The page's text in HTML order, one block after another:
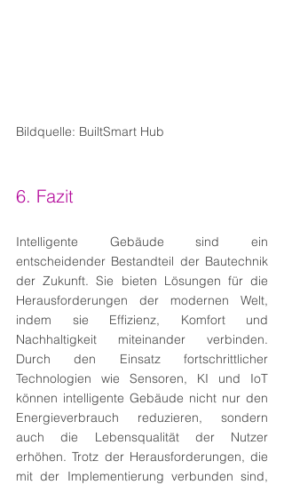
Bildquelle: BuiltSmart Hub
6. Fazit
Intelligente Gebäude sind ein
entscheidender Bestandteil der Bautechnik
der Zukunft. Sie bieten Lösungen für die
Herausforderungen der modernen Welt,
indem sie Effizienz, Komfort und
Nachhaltigkeit miteinander verbinden.
Durch den Einsatz fortschrittlicher
Technologien wie Sensoren, KI und IoT
können intelligente Gebäude nicht nur den
Energieverbrauch reduzieren, sondern
auch die Lebensqualität der Nutzer
erhöhen. Trotz der Herausforderungen, die
mit der Implementierung verbunden sind,